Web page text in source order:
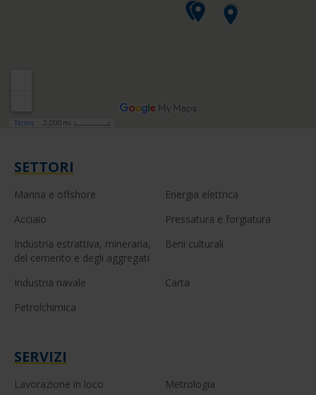
SETTORI
Marina e offshore
Energia elettrica
Acciaio
Pressatura e forgiatura
Industria estrattiva, mineraria,
del cemento e degli aggregati
Beni culturali
Industria navale
Carta
Petrolchimica
SERVIZI
Lavorazione in loco
Metrologia